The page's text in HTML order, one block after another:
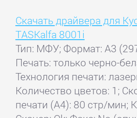
Скачать драйвера для
TASKalfa 8001i
Тип: МФУ; Формат: A3
Печать: только черно-
Технология печати:
Количество цветов: 1;
печати (А4): 80 стр/мин;